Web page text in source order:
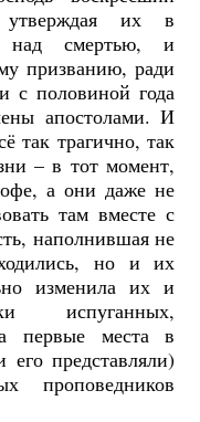
утверждая их в
над смертью, и
призванию, ради
с половиной года
апостолами. И
так трагично, так
– в тот момент,
а они даже не
там вместе с
наполнившая не
но и их
изменила их и
испуганных,
первые места в
представляли)
проповедников